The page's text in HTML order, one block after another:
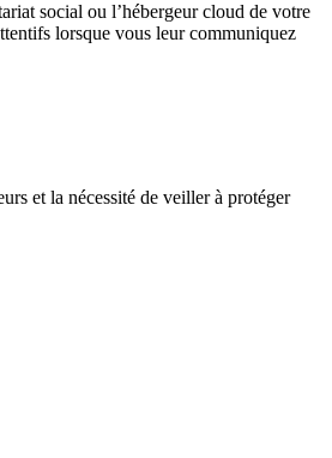
social ou l’hébergeur cloud de votre
lorsque vous leur communiquez
et la nécessité de veiller à protéger